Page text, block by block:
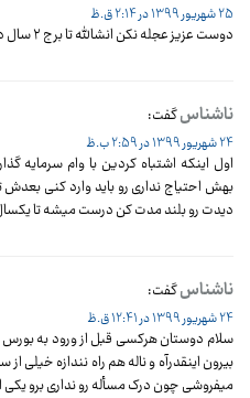
25 شهریور 1399 در 2:14 ق.ظ
دوست عزیز عجله نکن انشالله تا برج ۲ سال دیگه دو برابر پولتو برمیداری
ناشناسگفت:
24 شهریور 1399 در 2:59 ب.ظ
اول اینکه اشتباه کردین با وام سرمایه
بهش احتیاج نداری رو باید وارد کنی
دیدت رو بلند مدت کن درست میشه تا
ناشناسگفت:
24 شهریور 1399 در 12:41 ق.ظ
سلام دوستان هرکسی قبل از ورود به بورس
بیرون اینقدرآه و ناله هم راه نندازه خیلی
میفروشی چون درک مسأله رو نداری برو